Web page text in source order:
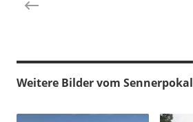
Weitere Bilder vom Sennerpokal